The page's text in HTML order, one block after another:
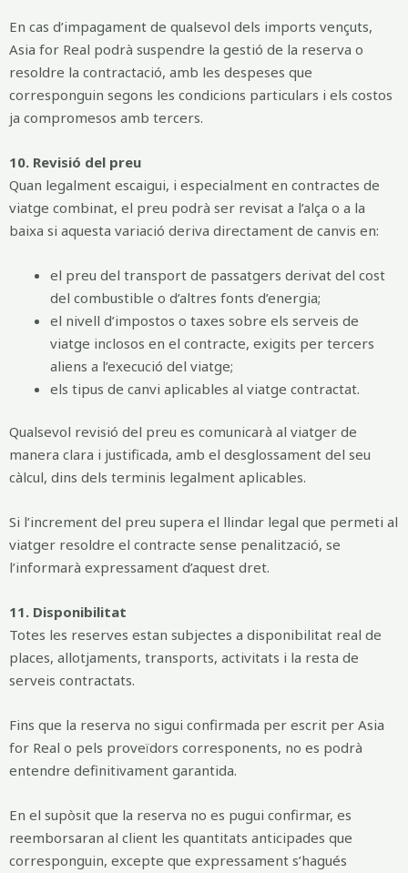
En cas d’impagament de qualsevol dels imports vençuts,
Asia for Real podrà suspendre la gestió de la reserva o
resoldre la contractació, amb les despeses que
corresponguin segons les condicions particulars i els costos
ja compromesos amb tercers.
10. Revisió del preu
Quan legalment escaigui, i especialment en contractes de
viatge combinat, el preu podrà ser revisat a l’alça o a la
baixa si aquesta variació deriva directament de canvis en:
el preu del transport de passatgers derivat del cost
del combustible o d’altres fonts d’energia;
el nivell d’impostos o taxes sobre els serveis de
viatge inclosos en el contracte, exigits per tercers
aliens a l’execució del viatge;
els tipus de canvi aplicables al viatge contractat.
Qualsevol revisió del preu es comunicarà al viatger de
manera clara i justificada, amb el desglossament del seu
càlcul, dins dels terminis legalment aplicables.
Si l’increment del preu supera el llindar legal que permeti al
viatger resoldre el contracte sense penalització, se
l’informarà expressament d’aquest dret.
11. Disponibilitat
Totes les reserves estan subjectes a disponibilitat real de
places, allotjaments, transports, activitats i la resta de
serveis contractats.
Fins que la reserva no sigui confirmada per escrit per Asia
for Real o pels proveïdors corresponents, no es podrà
entendre definitivament garantida.
En el supòsit que la reserva no es pugui confirmar, es
reemborsaran al client les quantitats anticipades que
corresponguin, excepte que expressament s’hagués